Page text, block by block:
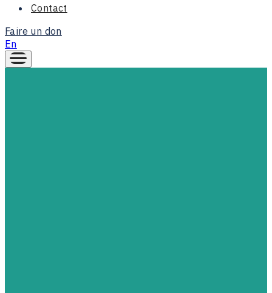
Contact
Faire un don
En